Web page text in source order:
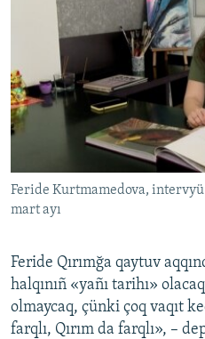
Feride Kurtmamedova, intervyü
mart ayı
Feride Qırımğa qaytuv
halqınıñ «yañı tarihı»
olmaycaq, çünki çoq vaqıt
farqlı, Qırım da farqlı», –